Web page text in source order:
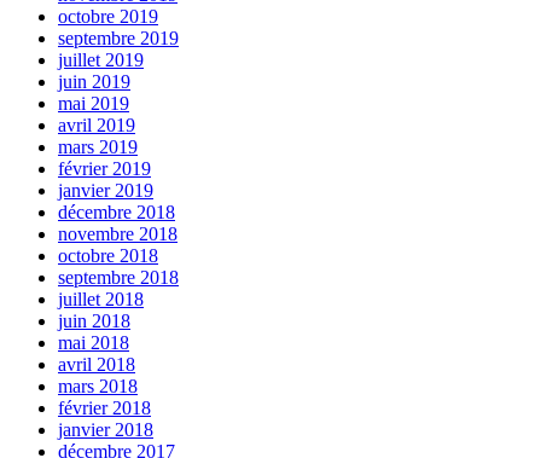
octobre 2019
septembre 2019
juillet 2019
juin 2019
mai 2019
avril 2019
mars 2019
février 2019
janvier 2019
décembre 2018
novembre 2018
octobre 2018
septembre 2018
juillet 2018
juin 2018
mai 2018
avril 2018
mars 2018
février 2018
janvier 2018
décembre 2017